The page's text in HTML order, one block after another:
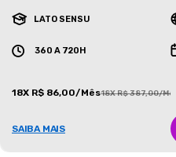
LATO SENSU
360 A 720H
18X R$ 86,00/Mês18X R$ 387,00/Mês
SAIBA MAIS